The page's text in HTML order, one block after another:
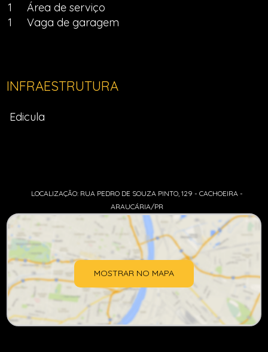
1
Área de serviço
1
Vaga de garagem
INFRAESTRUTURA
Edicula
LOCALIZAÇÃO: RUA PEDRO DE SOUZA PINTO, 129 - CACHOEIRA -
ARAUCÁRIA/PR
MOSTRAR NO MAPA